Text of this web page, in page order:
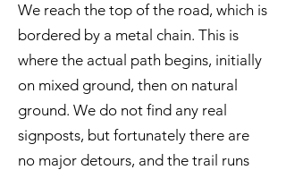
We reach the top of the road, which is
bordered by a metal chain. This is
where the actual path begins, initially
on mixed ground, then on natural
ground. We do not find any real
signposts, but fortunately there are
no major detours, and the trail runs